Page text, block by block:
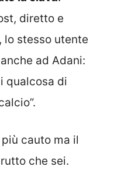
diretto e
lo stesso utente
ad Adani:
qualcosa di
cauto ma il
che sei.